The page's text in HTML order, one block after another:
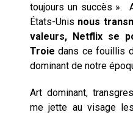
toujours un succès ».
États-Unis nous
valeurs, Netflix se
Troie dans ce fouillis
dominant de notre
Art dominant,
me jette au visage